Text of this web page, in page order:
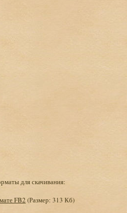
для скачивания:
FB2 (Размер: 313 Кб)